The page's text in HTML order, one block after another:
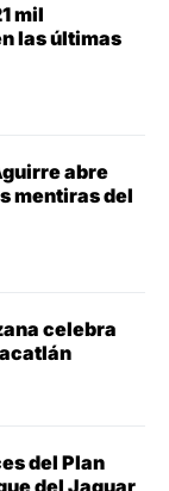
mil
las últimas
abre
mentiras del
celebra
del Plan
del Jaguar